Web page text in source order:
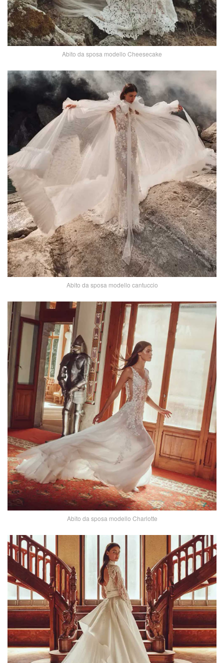
Abito da sposa modello Cheesecake
Abito da sposa modello cantuccio
Abito da sposa modello Charlotte